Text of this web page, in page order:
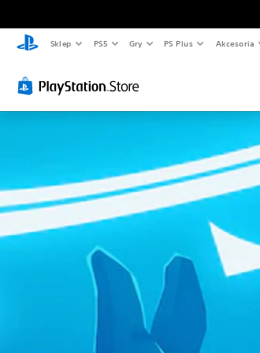
Sklep PS5 Gry PS Plus Akcesoria